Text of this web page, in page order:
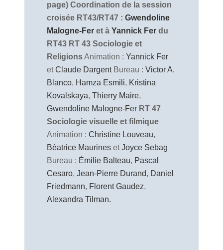
page) Coordination de la session
croisée RT43/RT47 : Gwendoline
Malogne-Fer et à Yannick Fer du
RT43 RT 43 Sociologie et
ReligionsAnimation : Yannick Fer
etClaude DargentBureau : Victor A.
Blanco, Hamza Esmili, Kristina
Kovalskaya, Thierry Maire,
Gwendoline Malogne-Fer RT 47
Sociologie visuelle et filmique
Animation : Christine Louveau,
Béatrice Maurines etJoyce Sebag
Bureau : Émilie Balteau, Pascal
Cesaro, Jean-Pierre Durand, Daniel
Friedmann, Florent Gaudez,
Alexandra Tilman.